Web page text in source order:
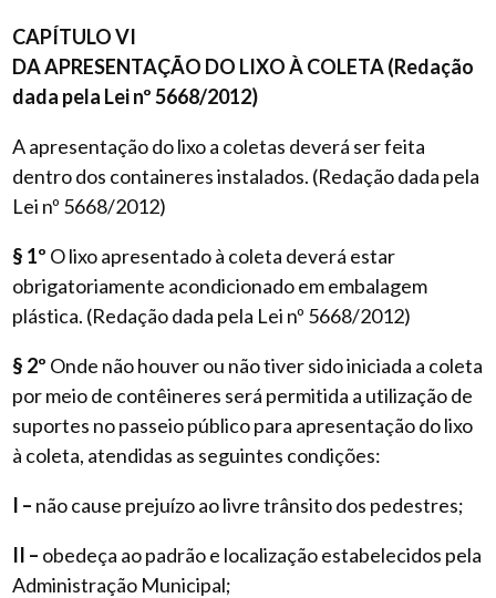
CAPÍTULO VI
DA APRESENTAÇÃO DO LIXO À COLETA (Redação
dada pela Lei nº 5668/2012)
A apresentação do lixo a coletas deverá ser feita
dentro dos containeres instalados. (Redação dada pela
Lei nº 5668/2012)
§ 1º O lixo apresentado à coleta deverá estar
obrigatoriamente acondicionado em embalagem
plástica. (Redação dada pela Lei nº 5668/2012)
§ 2º Onde não houver ou não tiver sido iniciada a coleta
por meio de contêineres será permitida a utilização de
suportes no passeio público para apresentação do lixo
à coleta, atendidas as seguintes condições:
I – não cause prejuízo ao livre trânsito dos pedestres;
II – obedeça ao padrão e localização estabelecidos pela
Administração Municipal;